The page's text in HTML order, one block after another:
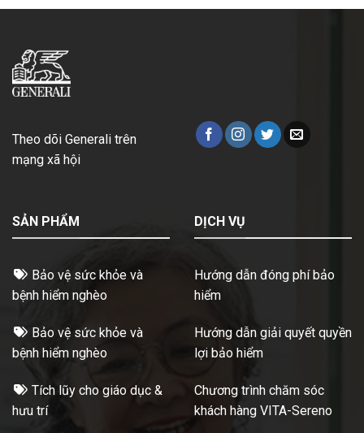
Theo dõi Generali trên
mạng xã hội
SẢN PHẨM
Bảo vệ sức khỏe và
bệnh hiểm nghèo
Bảo vệ sức khỏe và
bệnh hiểm nghèo
Tích lũy cho giáo dục &
hưu trí
DỊCH VỤ
Hướng dẫn đóng phí bảo
hiểm
Hướng dẫn giải quyết quyền
lợi bảo hiểm
Chương trình chăm sóc
khách hàng VITA-Sereno